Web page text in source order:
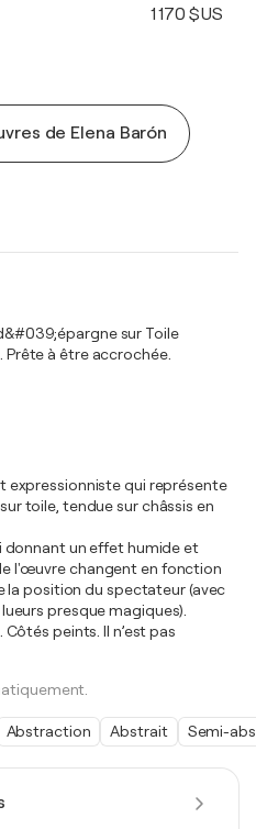
1 170 $US
de Elena Barón
sur Toile
Prête à être accrochée.
expressionniste qui représente
toile, tendue sur châssis en
donnant un effet humide et
l'œuvre changent en fonction
la position du spectateur (avec
presque magiques).
peints. Il n’est pas
Abstraction Abstrait Semi-